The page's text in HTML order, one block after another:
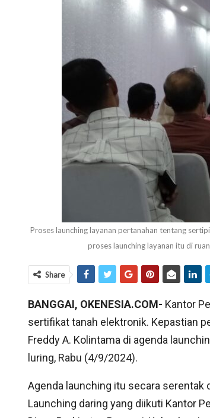
Proses launching layanan pertanahan tentang
proses launching layanan itu di
Share
BANGGAI, OKENESIA.COM- Kantor
sertifikat tanah elektronik. Kepastian
Freddy A. Kolintama di agenda
luring, Rabu (4/9/2024).
Agenda launching itu secara serentak
Launching daring yang diikuti Kantor